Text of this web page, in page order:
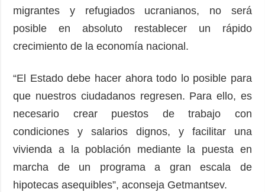
migrantes y refugiados ucranianos, no será
posible en absoluto restablecer un rápido
crecimiento de la economía nacional.
“El Estado debe hacer ahora todo lo posible para
que nuestros ciudadanos regresen. Para ello, es
necesario crear puestos de trabajo con
condiciones y salarios dignos, y facilitar una
vivienda a la población mediante la puesta en
marcha de un programa a gran escala de
hipotecas asequibles”, aconseja Getmantsev.